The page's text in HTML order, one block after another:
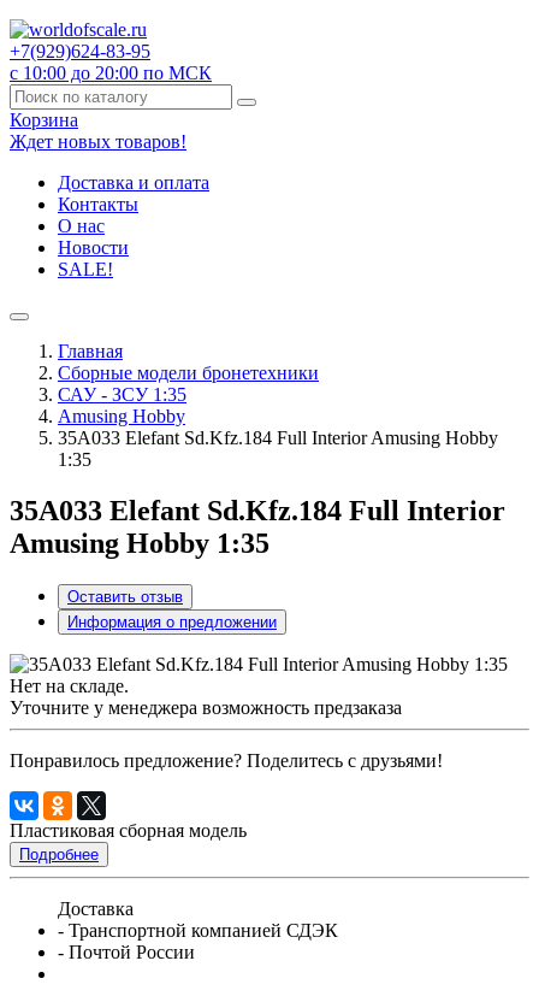
+7(929)624-83-95
с 10:00 до 20:00 по МСК
Корзина
Ждет новых товаров!
Доставка и оплата
Контакты
О нас
Новости
SALE!
Главная
Сборные модели бронетехники
САУ - ЗСУ 1:35
Amusing Hobby
35A033 Elefant Sd.Kfz.184 Full Interior Amusing Hobby
1:35
35A033 Elefant Sd.Kfz.184 Full Interior
Amusing Hobby 1:35
Оставить отзыв
Информация о предложении
Нет на складе.
Уточните у менеджера возможность предзаказа
Понравилось предложение? Поделитесь с друзьями!
Пластиковая сборная модель
Подробнее
Доставка
- Транспортной компанией СДЭК
- Почтой России